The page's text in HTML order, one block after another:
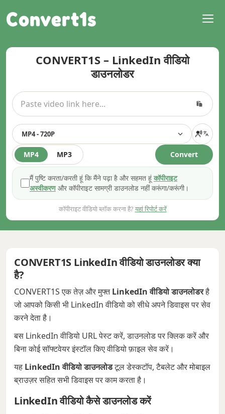
Convert1s
CONVERT1S – LinkedIn वीडियो
डाउनलोडर
MP4 MP3
MP4 - 720P
Convert
मैं पुष्टि करता/करती हूं कि मैंने पढ़ा है और सहमत हूं कॉपीराइट
अस्वीकरणऔर कॉपीराइट सामग्री डाउनलोड नहीं करूंगा/करूंगी।
कॉपीराइट वीडियो ब्लॉक करना है? यहां रिपोर्ट करें
CONVERT1S LinkedIn वीडियो डाउनलोडर क्या
है?
CONVERT1S एक तेज़ और मुफ्तLinkedIn वीडियो डाउनलोडरहै
जो आपको किसी भी LinkedIn वीडियो को सीधे अपने डिवाइस पर सेव
करने देता है।
बस LinkedIn वीडियो URL पेस्ट करें, डाउनलोड पर क्लिक करें और
बिना कोई सॉफ्टवेयर इंस्टॉल किए वीडियो फ़ाइल सेव करें।
यह LinkedIn वीडियो डाउनलोडटूल डेस्कटॉप, टैबलेट और मोबाइल
ब्राउज़र सहित सभी डिवाइस पर काम करता है।
LinkedIn वीडियो कैसे डाउनलोड करें